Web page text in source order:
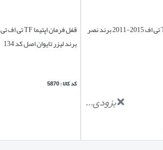
بزودی...
برند لیزر تایوان اصل کد 134
کد کالا : 5870